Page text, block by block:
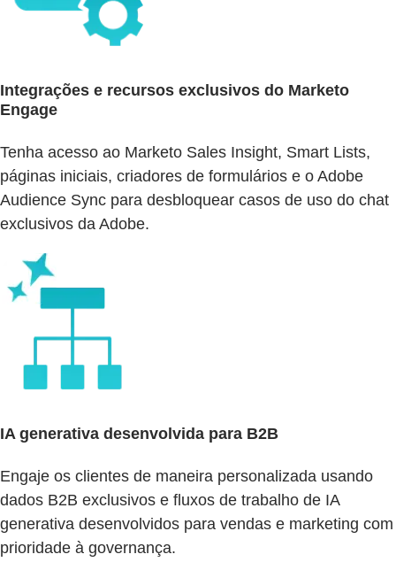
Integrações e recursos exclusivos do Marketo
Engage
Tenha acesso ao Marketo Sales Insight, Smart Lists,
páginas iniciais, criadores de formulários e o Adobe
Audience Sync para desbloquear casos de uso do chat
exclusivos da Adobe.
IA generativa desenvolvida para B2B
Engaje os clientes de maneira personalizada usando
dados B2B exclusivos e fluxos de trabalho de IA
generativa desenvolvidos para vendas e marketing com
prioridade à governança.